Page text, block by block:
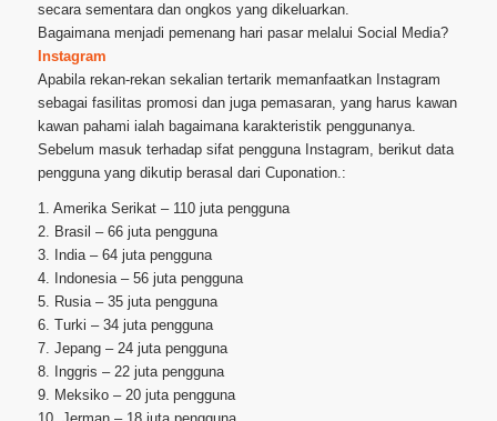
secara sementara dan ongkos yang dikeluarkan.
Bagaimana menjadi pemenang hari pasar melalui Social Media?
Instagram
Apabila rekan-rekan sekalian tertarik memanfaatkan Instagram
sebagai fasilitas promosi dan juga pemasaran, yang harus kawan
kawan pahami ialah bagaimana karakteristik penggunanya.
Sebelum masuk terhadap sifat pengguna Instagram, berikut data
pengguna yang dikutip berasal dari Cuponation.:
1. Amerika Serikat – 110 juta pengguna
2. Brasil – 66 juta pengguna
3. India – 64 juta pengguna
4. Indonesia – 56 juta pengguna
5. Rusia – 35 juta pengguna
6. Turki – 34 juta pengguna
7. Jepang – 24 juta pengguna
8. Inggris – 22 juta pengguna
9. Meksiko – 20 juta pengguna